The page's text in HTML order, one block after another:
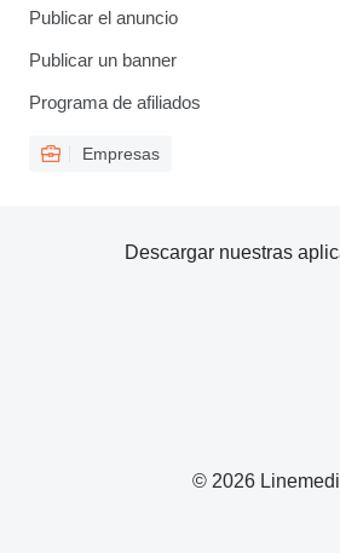
Publicar el anuncio
Publicar un banner
Programa de afiliados
Empresas
© 2026
Descargar nuestras